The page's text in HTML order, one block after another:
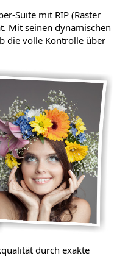
Suite mit RIP (Raster
Mit seinen dynamischen
die volle Kontrolle über
durch exakte